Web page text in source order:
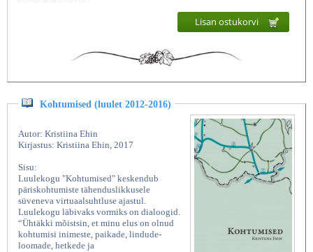
Lisan ostukorvi
Kohtumised (luulet 2012-2016)
Autor: Kristiina Ehin
Kirjastus: Kristiina Ehin, 2017
Sisu:
Luulekogu "Kohtumised" keskendub
päriskohtumiste tähenduslikkusele
süveneva virtuaalsuhtluse ajastul.
Luulekogu läbivaks vormiks on dialoogid.
“Ühtäkki mõistsin, et minu elus on olnud
kohtumisi inimeste, paikade, lindude-
loomade, hetkede ja